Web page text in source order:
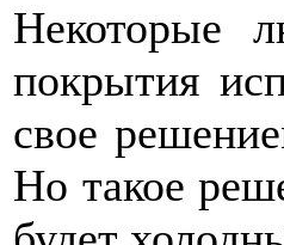
Некоторые
покрытия
свое
Но такое